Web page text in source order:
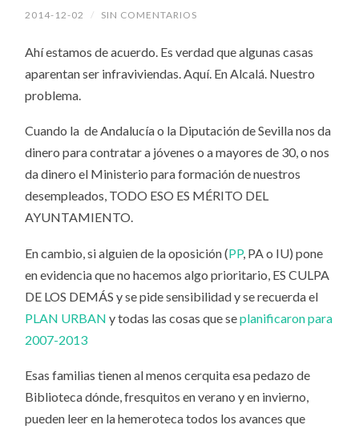
2014-12-02 / SIN COMENTARIOS
Ahí estamos de acuerdo. Es verdad que algunas casas
aparentan ser infraviviendas. Aquí. En Alcalá. Nuestro
problema.
Cuando la de Andalucía o la Diputación de Sevilla nos da
dinero para contratar a jóvenes o a mayores de 30, o nos
da dinero el Ministerio para formación de nuestros
desempleados, TODO ESO ES MÉRITO DEL
AYUNTAMIENTO.
En cambio, si alguien de la oposición (PP, PA o IU) pone
en evidencia que no hacemos algo prioritario, ES CULPA
DE LOS DEMÁS y se pide sensibilidad y se recuerda el
PLAN URBAN y todas las cosas que seplanificaron para
2007-2013
Esas familias tienen al menos cerquita esa pedazo de
Biblioteca dónde, fresquitos en verano y en invierno,
pueden leer en la hemeroteca todos los avances que